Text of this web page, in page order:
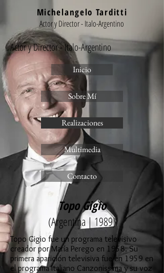
Michelangelo Tarditti
Actor y Director - Italo-Argentino
Actor y Director - Italo-Argentino
Inicio
Sobre Mí
Realizaciones
Multimedia
Contacto
Topo Gigio
(Argentina | 1989)
Topo Gigio fue un programa televisivo
creador por María Perego en 1958. Su
primera aparición televisiva fue en 1959 en
el programa italiano Canzonissima y su voz